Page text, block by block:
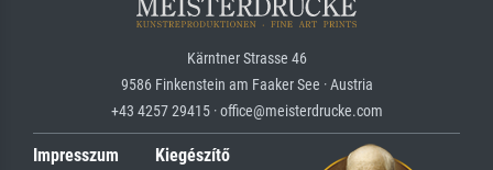
Kärntner Strasse 46
9586 Finkenstein am Faaker See · Austria
+43 4257 29415 · office@meisterdrucke.com
Impresszum
Kiegészítő